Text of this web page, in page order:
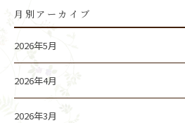
月別アーカイブ
2026年5月
2026年4月
2026年3月